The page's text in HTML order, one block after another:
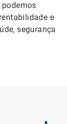
e
segurança